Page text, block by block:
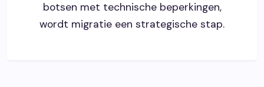
botsen met technische beperkingen,
wordt migratie een strategische stap.